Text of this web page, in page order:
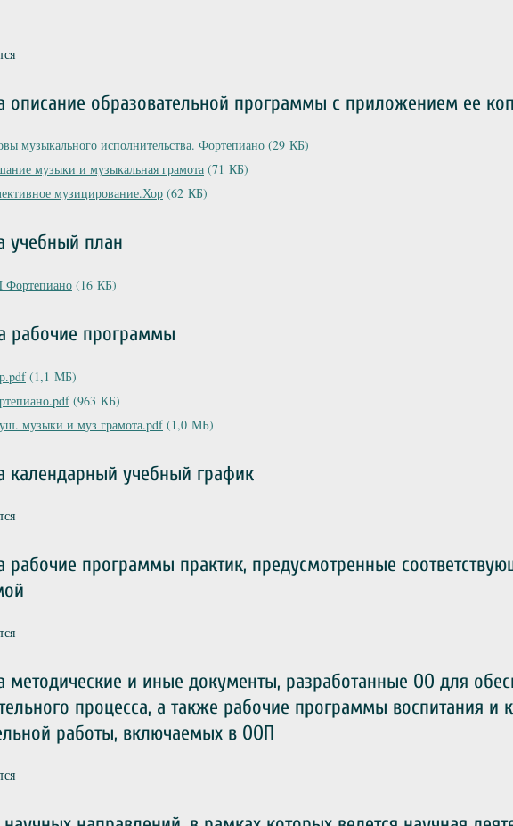
описание образовательной программы с приложением ее
музыкального исполнительства. Фортепиано (29 КБ)
музыки и музыкальная грамота (71 КБ)
музицирование.Хор (62 КБ)
учебный план
(16 КБ)
рабочие программы
(1,1 МБ)
(963 КБ)
музыки и муз грамота.pdf (1,0 МБ)
календарный учебный график
рабочие программы практик, предусмотренные
методические и иные документы, разработанные ОО для
процесса, а также рабочие программы воспитания и
работы, включаемых в ООП